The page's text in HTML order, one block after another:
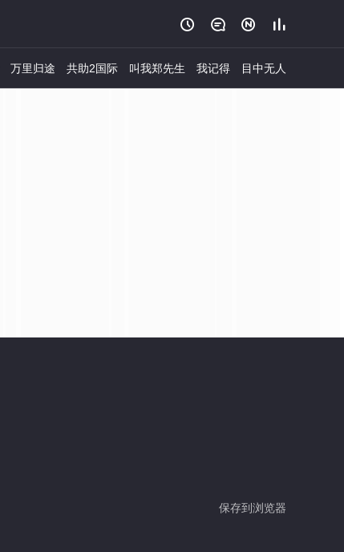
   
万里归途 共助2国际 叫我郑先生 我记得 目中无人
保存到浏览器